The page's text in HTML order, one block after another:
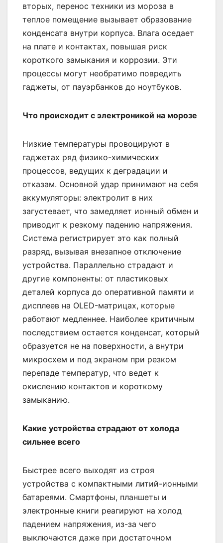
вторых, перенос техники из мороза в
теплое помещение вызывает образование
конденсата внутри корпуса. Влага оседает
на плате и контактах, повышая риск
короткого замыкания и коррозии. Эти
процессы могут необратимо повредить
гаджеты, от пауэрбанков до ноутбуков.
Что происходит с электроникой на морозе
Низкие температуры провоцируют в
гаджетах ряд физико-химических
процессов, ведущих к деградации и
отказам. Основной удар принимают на себя
аккумуляторы: электролит в них
загустевает, что замедляет ионный обмен и
приводит к резкому падению напряжения.
Система регистрирует это как полный
разряд, вызывая внезапное отключение
устройства. Параллельно страдают и
другие компоненты: от пластиковых
деталей корпуса до оперативной памяти и
дисплеев на OLED-матрицах, которые
работают медленнее. Наиболее критичным
последствием остается конденсат, который
образуется не на поверхности, а внутри
микросхем и под экраном при резком
перепаде температур, что ведет к
окислению контактов и короткому
замыканию.
Какие устройства страдают от холода
сильнее всего
Быстрее всего выходят из строя
устройства с компактными литий-ионными
батареями. Смартфоны, планшеты и
электронные книги реагируют на холод
падением напряжения, из-за чего
выключаются даже при достаточном